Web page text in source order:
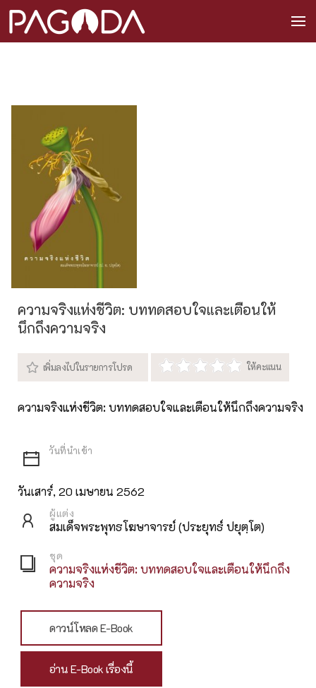
ความจริงแห่งชีวิต: บททดสอบใจและเตือนให้
นึกถึงความจริง
ความจริงแห่งชีวิต: บททดสอบใจและเตือนให้นึกถึงความจริง
วันเสาร์, 20 เมษายน 2562
ผู้แต่ง
สมเด็จพระพุทธโฆษาจารย์ (ประยุทธ์ ปยุตฺโต)
ชุด
ความจริงแห่งชีวิต: บททดสอบใจและเตือนให้นึกถึง
ความจริง
ดาวน์โหลด E-Book
อ่าน E-Book เรื่องนี้